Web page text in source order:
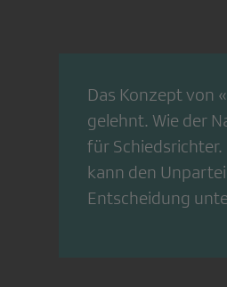
Das Konzept von
gelehnt. Wie der
für Schiedsrichter.
kann den
Entscheidung